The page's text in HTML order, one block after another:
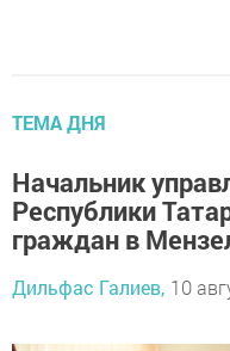
ТЕМА ДНЯ
Начальник
Республики
граждан в
Дильфас Галиев, 10